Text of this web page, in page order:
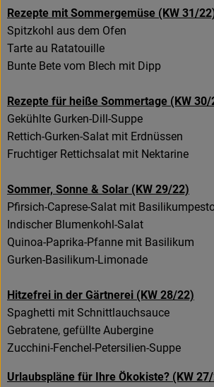
Rezepte mit Sommergemüse (KW 31/
Spitzkohl aus dem Ofen
Tarte au Ratatouille
Bunte Bete vom Blech mit Dipp
Rezepte für heiße Sommertage (KW 30/
Gekühlte Gurken-Dill-Suppe
Rettich-Gurken-Salat mit Erdnüssen
Fruchtiger Rettichsalat mit Nektarine
Sommer, Sonne & Solar (KW 29/22)
Pfirsich-Caprese-Salat mit
Indischer Blumenkohl-Salat
Quinoa-Paprika-Pfanne mit Basilikum
Gurken-Basilikum-Limonade
Hitzefrei in der Gärtnerei (KW 28/22)
Spaghetti mit Schnittlauchsauce
Gebratene, gefüllte Aubergine
Zucchini-Fenchel-Petersilien-Suppe
Urlaubspläne für Ihre Ökokiste? (KW